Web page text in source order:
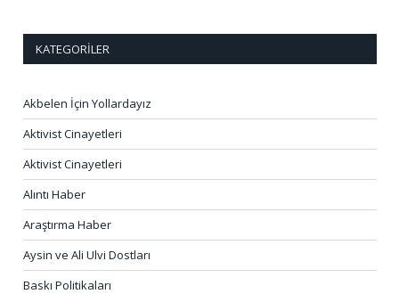
KATEGORILER
Akbelen İçin Yollardayız
Aktivist Cinayetleri
Aktivist Cinayetleri
Alıntı Haber
Araştırma Haber
Aysin ve Ali Ulvi Dostları
Baskı Politikaları